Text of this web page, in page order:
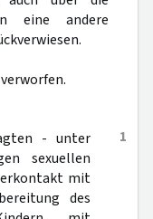
eine andere
1
- unter
sexuellen
mit
des